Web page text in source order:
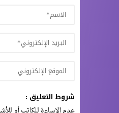
شروط التعليق :